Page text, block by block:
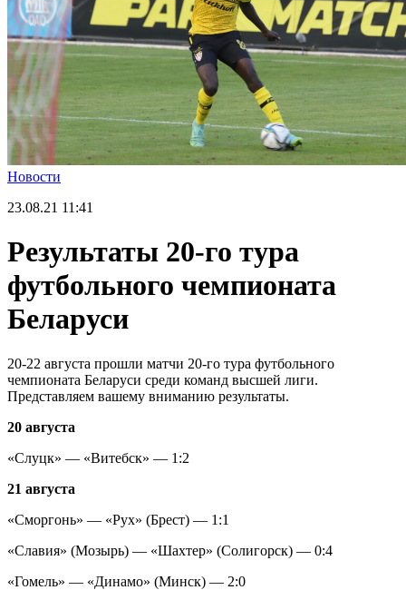
Новости
23.08.21 11:41
Результаты 20-го тура
футбольного чемпионата
Беларуси
20-22 августа прошли матчи 20-го тура футбольного
чемпионата Беларуси среди команд высшей лиги.
Представляем вашему вниманию результаты.
20 августа
«Слуцк» — «Витебск» — 1:2
21 августа
«Сморгонь» — «Рух» (Брест) — 1:1
«Славия» (Мозырь) — «Шахтер» (Солигорск) — 0:4
«Гомель» — «Динамо» (Минск) — 2:0